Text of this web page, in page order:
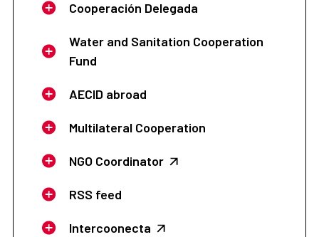
Cooperación Delegada
Water and Sanitation Cooperation
Fund
AECID abroad
Multilateral Cooperation
NGO Coordinator
RSS feed
Intercoonecta